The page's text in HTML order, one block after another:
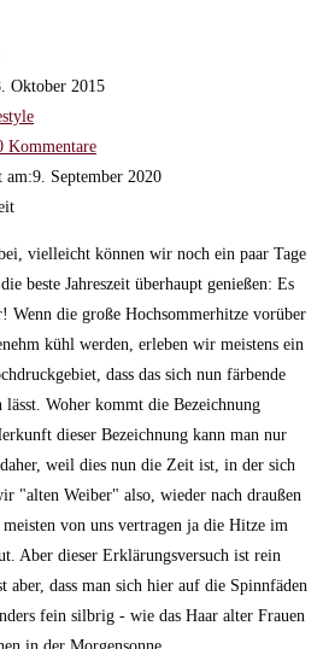
Oktober 2015
Kommentare
am:9. September 2020
vielleicht können wir noch ein paar Tage
beste Jahreszeit überhaupt genießen: Es
Wenn die große Hochsommerhitze vorüber
kühl werden, erleben wir meistens ein
dass das sich nun färbende
Woher kommt die Bezeichnung
dieser Bezeichnung kann man nur
weil dies nun die Zeit ist, in der sich
"alten Weiber" also, wieder nach draußen
von uns vertragen ja die Hitze im
Aber dieser Erklärungsversuch ist rein
aber, dass man sich hier auf die Spinnfäden
fein silbrig - wie das Haar alter Frauen